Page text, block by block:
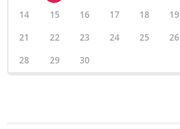
14
15 16 17 18 19
21
22 23 24 25 26
28
29 30